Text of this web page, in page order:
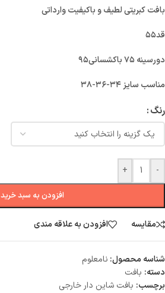
بافت کبریتی لطیف و باکیفیت وارداتی
قد۵۵
دورسینه ۷۵ باکشسانی۹۵
مناسب سایز ۳۴-۳۶-۳۸
رنگ
-
+
افزودن به سبد خرید
مقایسه افزودن به علاقه مندی
شناسه محصول: نامعلوم
دسته: بافت
برچسب: بافت شاین دار خارجی